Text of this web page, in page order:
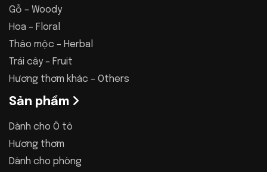
Gỗ – Woody
Hoa – Floral
Thảo mộc – Herbal
Trái cây – Fruit
Hương thơm khác – Others
Sản phẩm
Dành cho Ô tô
Hương thơm
Dành cho phòng